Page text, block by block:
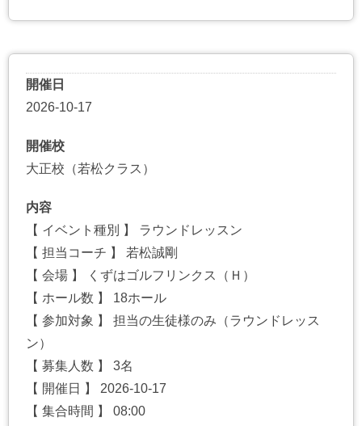
開催日
2026-10-17
開催校
大正校（若松クラス）
内容
【 イベント種別 】 ラウンドレッスン
【 担当コーチ 】 若松誠剛
【 会場 】 くずはゴルフリンクス（Ｈ）
【 ホール数 】 18ホール
【 参加対象 】 担当の生徒様のみ（ラウンドレッス
ン）
【 募集人数 】 3名
【 開催日 】 2026-10-17
【 集合時間 】 08:00